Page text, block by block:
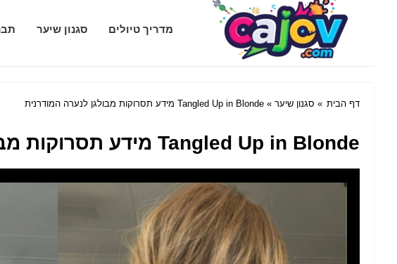
Cajov.com מדריך טיולים סגנון שיער
דף הבית » סגנון שיער » Tangled Up in Blonde מידע תסרוקות מבולגן לנערה המודרנית
Tangled Up in Blonde מידע תסרוקות מבולגן לנערה המודרנית